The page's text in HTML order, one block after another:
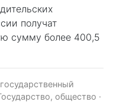
получат
сумму более 400,5
общество ·